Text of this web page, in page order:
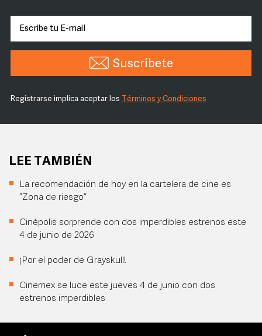
Suscríbete
Registrarse implica aceptar los Términos y Condiciones
LEE TAMBIÉN
La recomendación de hoy en la cartelera de cine es
“Zona de riesgo”
Cinépolis sorprende con dos imperdibles estrenos este
4 de junio de 2026
¡Por el poder de Grayskull!
Cinemex se luce este jueves 4 de junio con dos
estrenos imperdibles